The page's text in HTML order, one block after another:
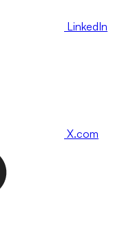
LinkedIn
X.com